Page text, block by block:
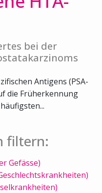
bei der
Antigens (PSA-
die Früherkennung
filtern:
Gefässe)